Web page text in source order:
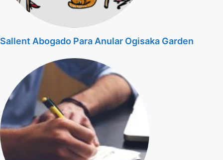
Sallent Abogado Para Anular Ogisaka Garden